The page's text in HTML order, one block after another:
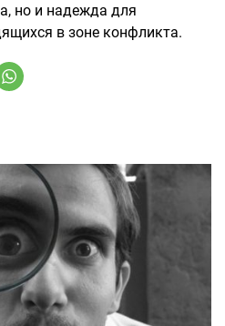
но и надежда для
в зоне конфликта.